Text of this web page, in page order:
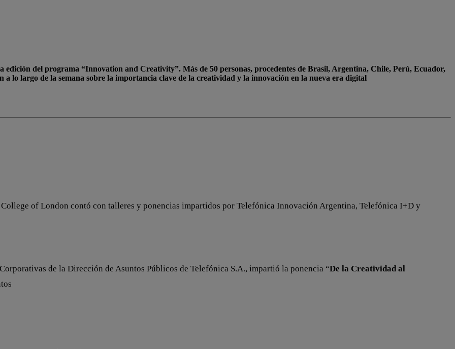
edición del programa “Innovation and Creativity”. Más de 50 personas, procedentes de Brasil, Argentina, Chile, Perú, Ecuador,
a lo largo de la semana sobre la importancia clave de la creatividad y la innovación en la nueva era digital
of London contó con talleres y ponencias impartidos por Telefónica Innovación Argentina, Telefónica I+D y
de la Dirección de Asuntos Públicos de Telefónica S.A., impartió la ponencia “De la Creatividad al